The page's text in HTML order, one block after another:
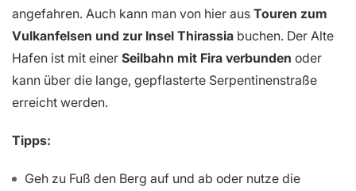
angefahren. Auch kann man von hier aus Touren zum
Vulkanfelsen und zur Insel Thirassia buchen. Der Alte
Hafen ist mit einer Seilbahn mit Fira verbunden oder
kann über die lange, gepflasterte Serpentinenstraße
erreicht werden.
Tipps:
Geh zu Fuß den Berg auf und ab oder nutze die